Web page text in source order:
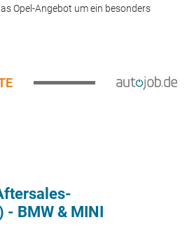
Opel-Angebot um ein besonders
BMW & MINI